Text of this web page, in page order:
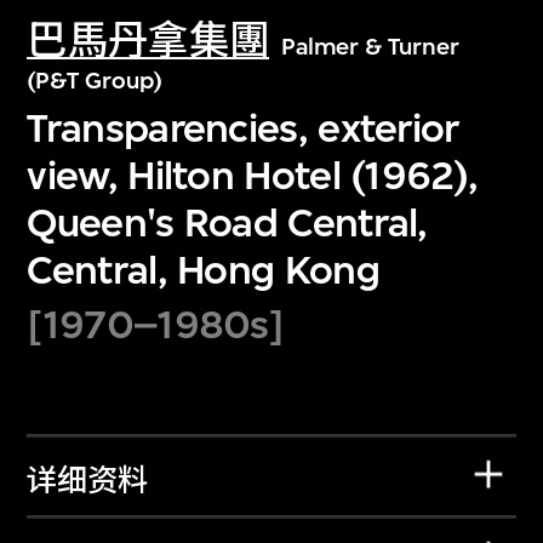
巴馬丹拿集團
Palmer & Turner
(P&T Group)
Transparencies, exterior
view, Hilton Hotel (1962),
Queen's Road Central,
Central, Hong Kong
[1970–1980s]
详细资料
文化藏品。